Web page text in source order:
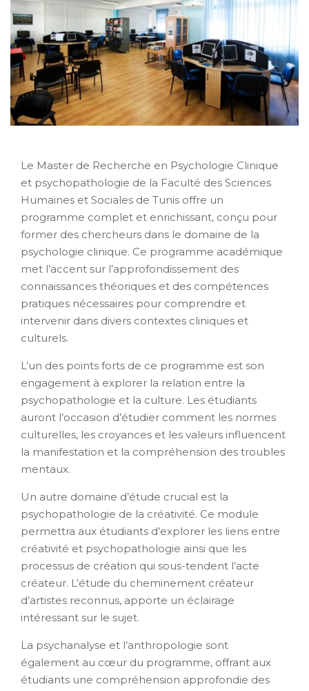
Le Master de Recherche en Psychologie Clinique
et psychopathologie de la Faculté des Sciences
Humaines et Sociales de Tunis offre un
programme complet et enrichissant, conçu pour
former des chercheurs dans le domaine de la
psychologie clinique. Ce programme académique
met l’accent sur l’approfondissement des
connaissances théoriques et des compétences
pratiques nécessaires pour comprendre et
intervenir dans divers contextes cliniques et
culturels.
L’un des points forts de ce programme est son
engagement à explorer la relation entre la
psychopathologie et la culture. Les étudiants
auront l’occasion d’étudier comment les normes
culturelles, les croyances et les valeurs influencent
la manifestation et la compréhension des troubles
mentaux.
Un autre domaine d’étude crucial est la
psychopathologie de la créativité. Ce module
permettra aux étudiants d’explorer les liens entre
créativité et psychopathologie ainsi que les
processus de création qui sous-tendent l’acte
créateur. L’étude du cheminement créateur
d’artistes reconnus, apporte un éclairage
intéressant sur le sujet.
La psychanalyse et l’anthropologie sont
également au cœur du programme, offrant aux
étudiants une compréhension approfondie des